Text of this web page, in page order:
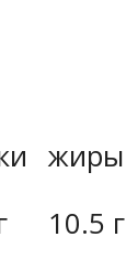
жиры
10.5 г